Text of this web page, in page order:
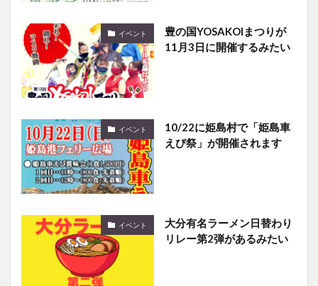
イベント
豊の国YOSAKOIまつりが
11月3日に開催するみたい
イベント
10/22に姫島村で「姫島車
えび祭」が開催されます
イベント
大分有名ラーメン日替わり
リレー第2弾があるみたい